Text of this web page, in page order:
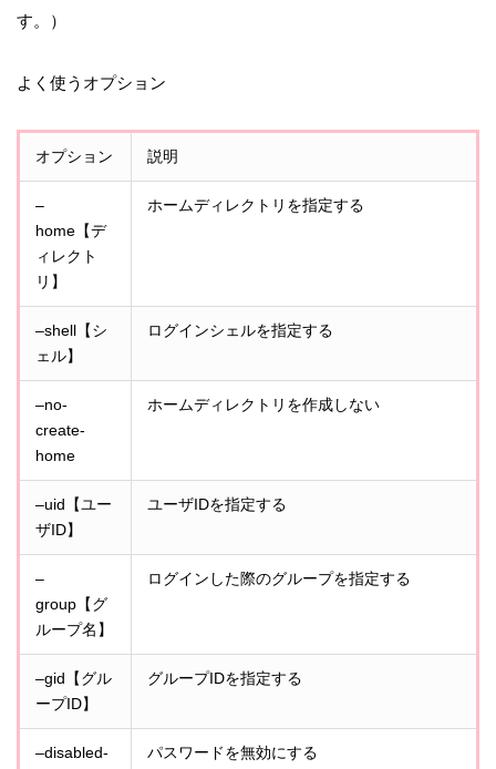
す。）
よく使うオプション
オプション 説明
–
home【デ
ィレクト
リ】
ホームディレクトリを指定する
–shell【シ
ェル】
ログインシェルを指定する
–no-
create-
home
ホームディレクトリを作成しない
–uid【ユー
ザID】
ユーザIDを指定する
–
group【グ
ループ名】
ログインした際のグループを指定する
–gid【グル
ープID】
グループIDを指定する
–disabled- パスワードを無効にする